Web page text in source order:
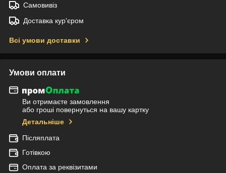
Самовивіз
Доставка кур'єром
Всі умови доставки
Умови оплати
Ви отримаєте замовлення
або гроші повернуться на вашу картку
Детальніше
Післяплата
Готівкою
Оплата за реквізитами